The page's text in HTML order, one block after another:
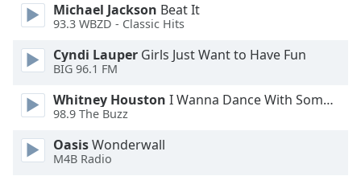
Edge
Style
Font
Family
Michael Jackson Beat It
93.3 WBZD - Classic Hits
Cyndi Lauper Girls Just Want to Have Fun
BIG 96.1 FM
Whitney Houston I Wanna Dance With Somebody
98.9 The Buzz
OasisWonderwall
M4B Radio